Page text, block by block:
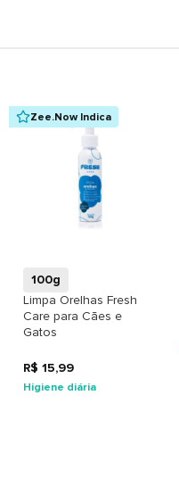
Zee.Now Indica
100g
Limpa Orelhas Fresh
Care para Cães e
Gatos
R$ 15,99
Higiene diária